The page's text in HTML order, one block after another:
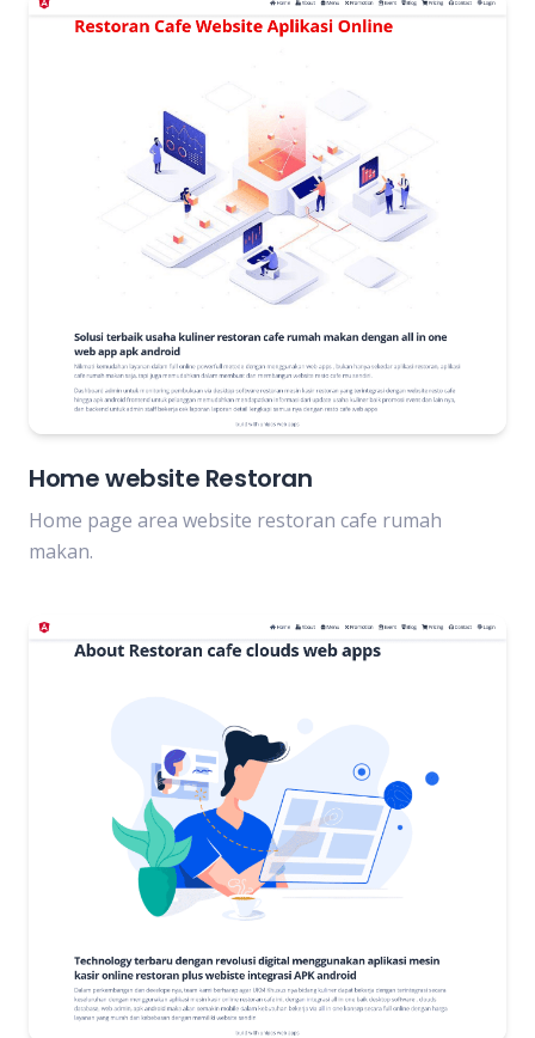
Home website Restoran
Home page area website restoran cafe rumah
makan.